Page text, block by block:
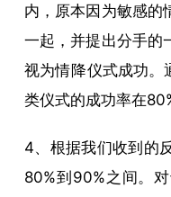
内，原本因为敏感的
一起，并提出分手的
视为情降仪式成功。
类仪式的成功率在
4、根据我们收到的
80%到90%之间。